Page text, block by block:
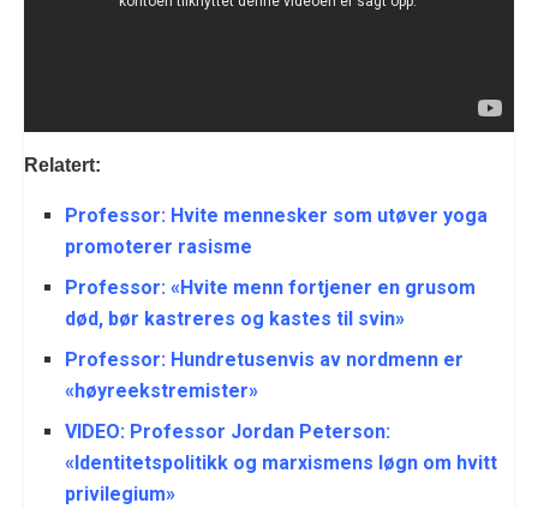
Relatert:
Professor: Hvite mennesker som utøver yoga
promoterer rasisme
Professor: «Hvite menn fortjener en grusom
død, bør kastreres og kastes til svin»
Professor: Hundretusenvis av nordmenn er
«høyreekstremister»
VIDEO: Professor Jordan Peterson:
«Identitetspolitikk og marxismens løgn om hvitt
privilegium»